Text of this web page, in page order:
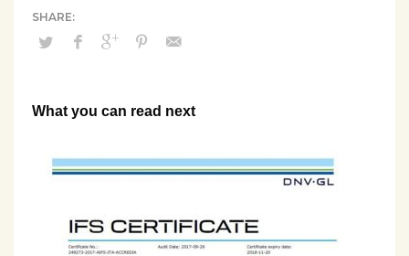
What you can read next